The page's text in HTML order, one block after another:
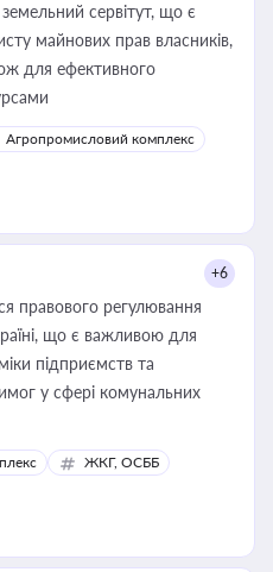
сервітут, що є
майнових прав власників,
для ефективного
Агропромисловий комплекс
+6
правового регулювання
що є важливою для
підприємств та
у сфері комунальних
ЖКГ, ОСББ